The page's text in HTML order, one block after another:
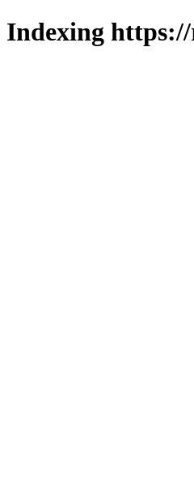
Indexing